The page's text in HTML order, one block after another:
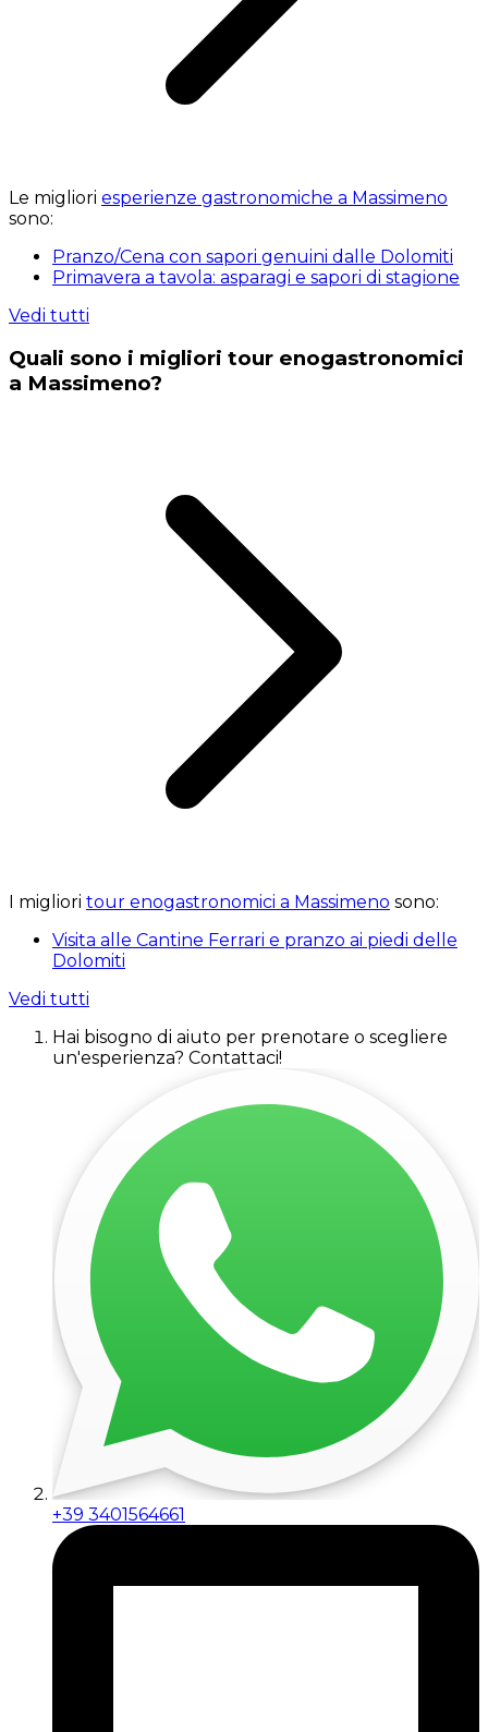
Le migliori esperienze gastronomiche a Massimeno
sono:
Pranzo/Cena con sapori genuini dalle Dolomiti
Primavera a tavola: asparagi e sapori di stagione
Vedi tutti
Quali sono i migliori tour enogastronomici
a Massimeno?
I migliori tour enogastronomici a Massimeno sono:
Visita alle Cantine Ferrari e pranzo ai piedi delle
Dolomiti
Vedi tutti
Hai bisogno di aiuto per prenotare o scegliere
un'esperienza? Contattaci!
+39 3401564661